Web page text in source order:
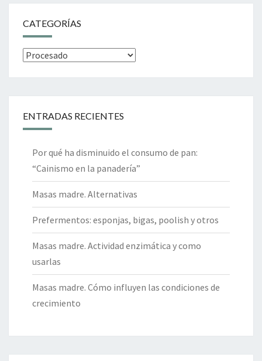
CATEGORÍAS
Categorías
ENTRADAS RECIENTES
Por qué ha disminuido el consumo de pan:
“Cainismo en la panadería”
Masas madre. Alternativas
Prefermentos: esponjas, bigas, poolish y otros
Masas madre. Actividad enzimática y como
usarlas
Masas madre. Cómo influyen las condiciones de
crecimiento